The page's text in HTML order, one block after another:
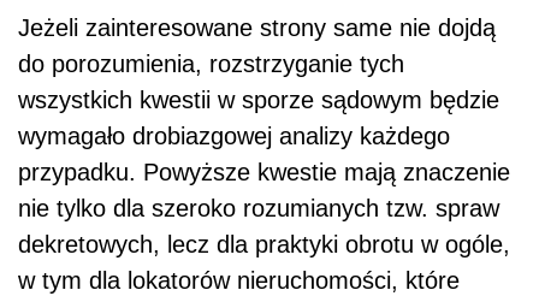
Jeżeli zainteresowane strony same nie dojdą
do porozumienia, rozstrzyganie tych
wszystkich kwestii w sporze sądowym będzie
wymagało drobiazgowej analizy każdego
przypadku. Powyższe kwestie mają znaczenie
nie tylko dla szeroko rozumianych tzw. spraw
dekretowych, lecz dla praktyki obrotu w ogóle,
w tym dla lokatorów nieruchomości, które